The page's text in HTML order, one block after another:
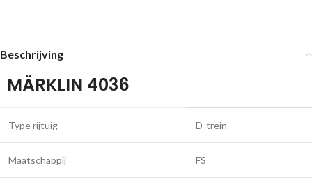
Beschrijving
MÄRKLIN 4036
Type rijtuig D-trein
Maatschappij FS